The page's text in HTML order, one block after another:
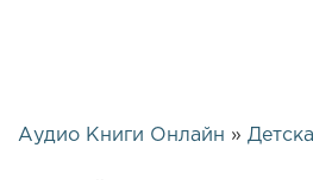
Аудио Книги Онлайн »